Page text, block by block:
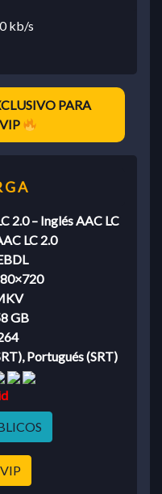
kb/s
PARA
2.0 – Inglés AAC LC
LC 2.0
GB
Portugués (SRT)